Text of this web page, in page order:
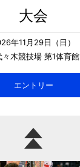
大会
年11月29日（日）
々木競技場 第1体育館
エントリー